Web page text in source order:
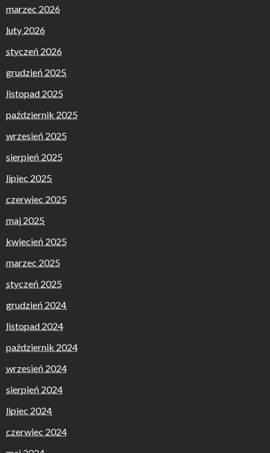
marzec 2026
luty 2026
styczeń 2026
grudzień 2025
listopad 2025
październik 2025
wrzesień 2025
sierpień 2025
lipiec 2025
czerwiec 2025
maj 2025
kwiecień 2025
marzec 2025
styczeń 2025
grudzień 2024
listopad 2024
październik 2024
wrzesień 2024
sierpień 2024
lipiec 2024
czerwiec 2024